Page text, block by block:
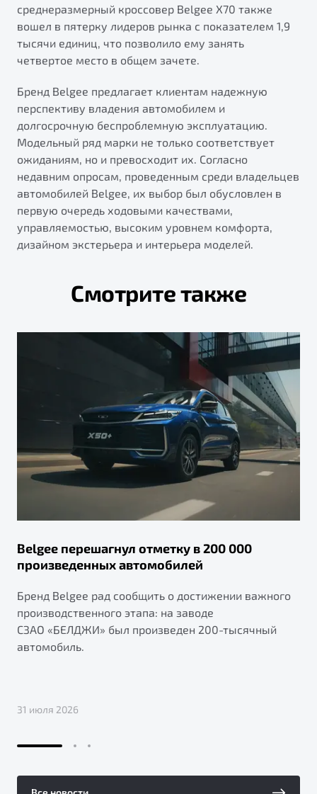
среднеразмерный кроссовер Belgee X70 также
вошел в пятерку лидеров рынка с показателем 1,9
тысячи единиц, что позволило ему занять
четвертое место в общем зачете.
Бренд Belgee предлагает клиентам надежную
перспективу владения автомобилем и
долгосрочную беспроблемную эксплуатацию.
Модельный ряд марки не только соответствует
ожиданиям, но и превосходит их. Согласно
недавним опросам, проведенным среди владельцев
автомобилей Belgee, их выбор был обусловлен в
первую очередь ходовыми качествами,
управляемостью, высоким уровнем комфорта,
дизайном экстерьера и интерьера моделей.
Смотрите также
Belgee перешагнул отметку в 200 000
произведенных автомобилей
Бренд Belgee рад сообщить о достижении важного
производственного этапа: на заводе
СЗАО «БЕЛДЖИ» был произведен 200-тысячный
автомобиль.
31 июля 2026